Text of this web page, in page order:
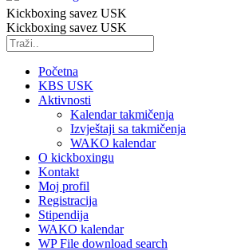
Kickboxing savez USK
Kickboxing savez USK
Početna
KBS USK
Aktivnosti
Kalendar takmičenja
Izvještaji sa takmičenja
WAKO kalendar
O kickboxingu
Kontakt
Moj profil
Registracija
Stipendija
WAKO kalendar
WP File download search